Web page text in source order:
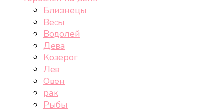
Близнецы
Весы
Водолей
Дева
Козерог
Лев
Овен
рак
Рыбы